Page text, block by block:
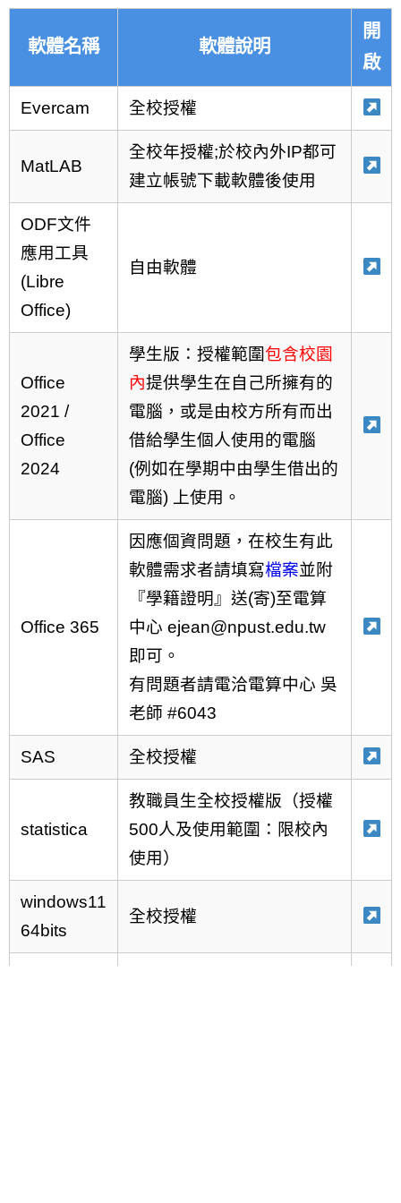
軟體名稱 軟體說明
開
啟
Evercam 全校授權
MatLAB
全校年授權;於校內外IP都可
建立帳號下載軟體後使用
ODF文件
應用工具
(Libre
Office)
自由軟體
Office
2021 /
Office
2024
學生版：授權範圍包含校園
內提供學生在自己所擁有的
電腦，或是由校方所有而出
借給學生個人使用的電腦
(例如在學期中由學生借出的
電腦) 上使用。
Office 365
因應個資問題，在校生有此
軟體需求者請填寫檔案並附
『學籍證明』送(寄)至電算
中心 ejean@npust.edu.tw
即可。
有問題者請電洽電算中心 吳
老師 #6043
SAS 全校授權
statistica
教職員生全校授權版（授權
500人及使用範圍：限校內
使用）
windows11
64bits
全校授權